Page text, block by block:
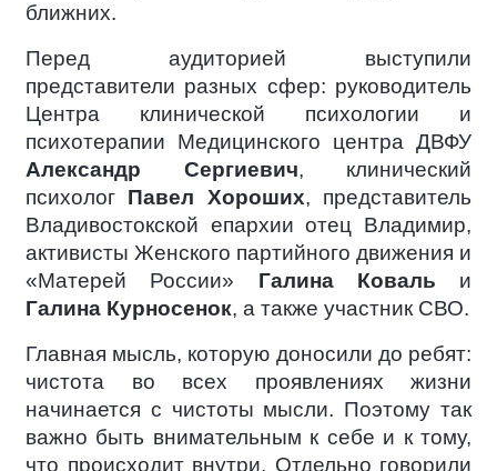
ближних.
Перед аудиторией выступили
представители разных сфер: руководитель
Центра клинической психологии и
психотерапии Медицинского центра ДВФУ
Александр Сергиевич, клинический
психолог Павел Хороших, представитель
Владивостокской епархии отец Владимир,
активисты Женского партийного движения и
«Матерей России» Галина Коваль и
Галина Курносенок, а также участник СВО.
Главная мысль, которую доносили до ребят:
чистота во всех проявлениях жизни
начинается с чистоты мысли. Поэтому так
важно быть внимательным к себе и к тому,
что происходит внутри. Отдельно говорили